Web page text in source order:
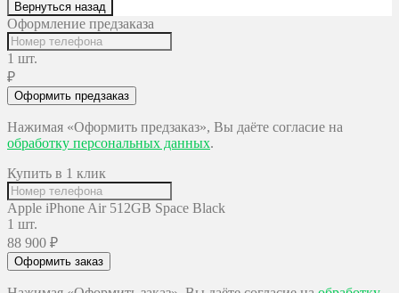
Вернуться назад
Оформление предзаказа
1 шт.
₽
Оформить предзаказ
Нажимая «Оформить предзаказ», Вы даёте согласие на
обработку персональных данных.
Купить в 1 клик
Apple iPhone Air 512GB Space Black
1 шт.
88 900 ₽
Оформить заказ